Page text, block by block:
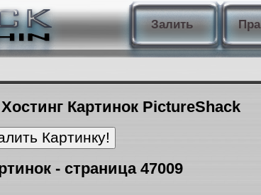
Залить
Картинок PictureShack
- страница 47009